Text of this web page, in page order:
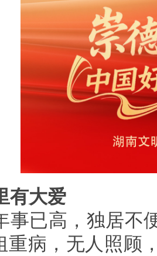
有大爱
事已高，独居不
重病，无人照顾